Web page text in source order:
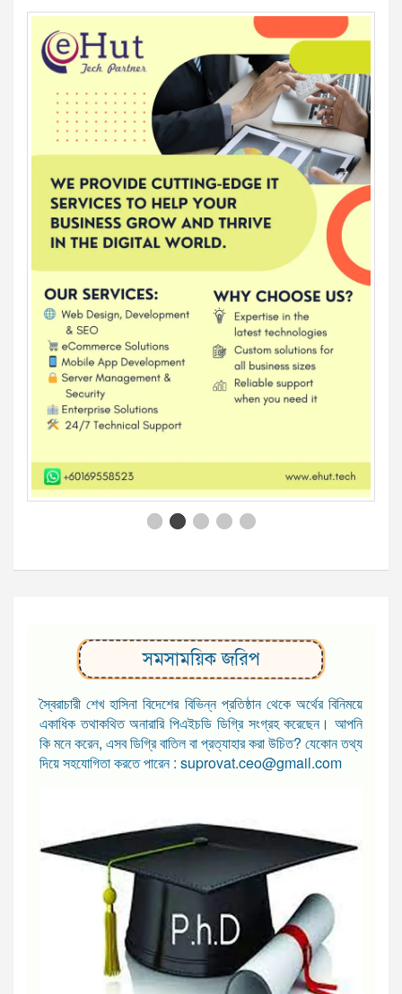
সমসাময়িক জরিপ
স্বৈরাচারী শেখ হাসিনা বিদেশের বিভিন্ন প্রতিষ্ঠান থেকে অর্থের বিনিময়ে
একাধিক তথাকথিত অনারারি পিএইচডি ডিগ্রি সংগ্রহ করেছেন। আপনি
কি মনে করেন, এসব ডিগ্রি বাতিল বা প্রত্যাহার করা উচিত? যেকোন তথ্য
দিয়ে সহযোগিতা করতে পারেন : suprovat.ceo@gmail.com